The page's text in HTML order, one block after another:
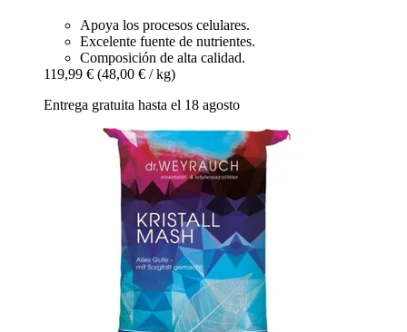
Apoya los procesos celulares.
Excelente fuente de nutrientes.
Composición de alta calidad.
119,99 € (48,00 € / kg)
Entrega gratuita hasta el 18 agosto